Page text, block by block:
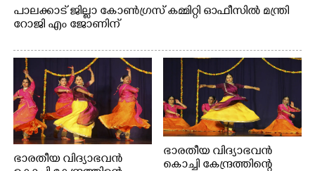
പാലക്കാട് ജില്ലാ കോൺഗ്രസ് കമ്മിറ്റി ഓഫീസിൽ മന്ത്രി
റോജി എം ജോണിന്
ഭാരതീയ വിദ്യാഭവൻ
ഭാരതീയ വിദ്യാഭവൻ
കൊച്ചി കേന്ദ്രത്തിന്റെ